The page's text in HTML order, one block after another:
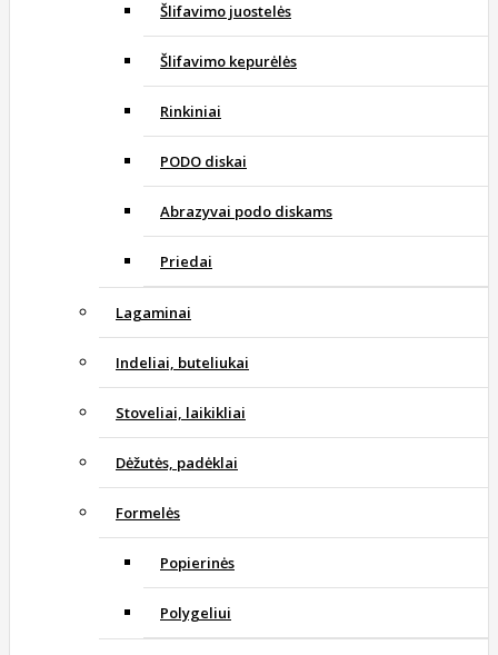
Šlifavimo juostelės
Šlifavimo kepurėlės
Rinkiniai
PODO diskai
Abrazyvai podo diskams
Priedai
Lagaminai
Indeliai, buteliukai
Stoveliai, laikikliai
Dėžutės, padėklai
Formelės
Popierinės
Polygeliui